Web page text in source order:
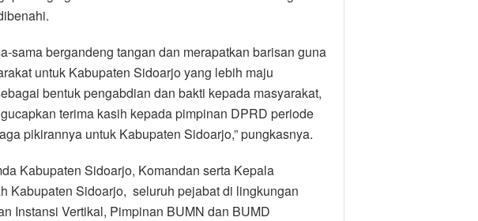
sama bergandeng tangan dan merapatkan barisan guna
untuk Kabupaten Sidoarjo yang lebih maju
bentuk pengabdian dan bakti kepada masyarakat,
terima kasih kepada pimpinan DPRD periode
pikirannya untuk Kabupaten Sidoarjo,” pungkasnya.
Kabupaten Sidoarjo, Komandan serta Kepala
Kabupaten Sidoarjo, seluruh pejabat di lingkungan
Instansi Vertikal, Pimpinan BUMN dan BUMD